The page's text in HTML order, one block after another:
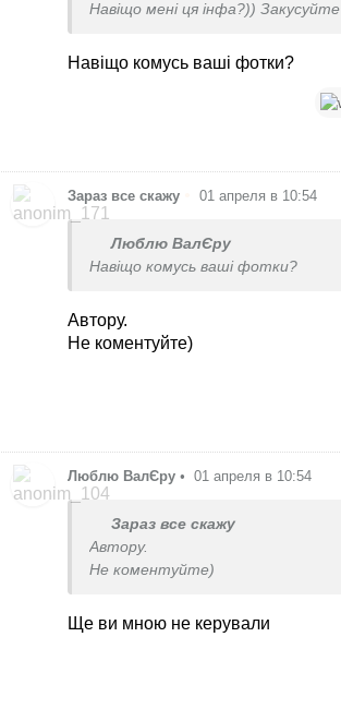
Навіщо мені ця інфа?)) Закусуйте
Навіщо комусь ваші фотки?
Зараз все скажу 01 апреля в 10:54
Люблю ВалЄру
Навіщо комусь ваші фотки?
Автору.
Не коментуйте)
Люблю ВалЄру • 01 апреля в 10:54
Зараз все скажу
Автору.
Не коментуйте)
Ще ви мною не керували